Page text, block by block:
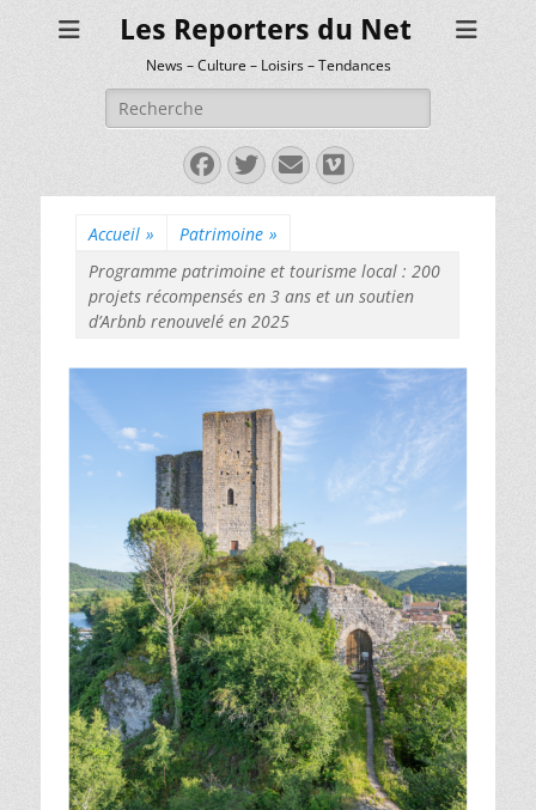
Les Reporters du Net
News – Culture – Loisirs – Tendances
Rechercher :
Facebook
Twitter
E-
mail
Vimeo
Accueil » Patrimoine »
Programme patrimoine et tourisme local : 200
projets récompensés en 3 ans et un soutien
d’Arbnb renouvelé en 2025